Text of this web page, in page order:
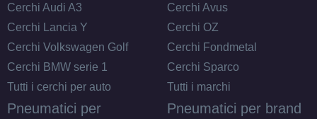
Cerchi Audi A3
Cerchi Lancia Y
Cerchi Volkswagen Golf
Cerchi BMW serie 1
Tutti i cerchi per auto
Cerchi Avus
Cerchi OZ
Cerchi Fondmetal
Cerchi Sparco
Tutti i marchi
Pneumatici per
Pneumatici per brand